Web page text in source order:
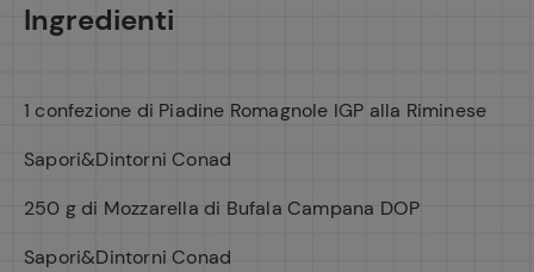
Ingredienti
1 confezione di Piadine Romagnole IGP alla Riminese
Sapori&Dintorni Conad
250 g di Mozzarella di Bufala Campana DOP
Sapori&Dintorni Conad